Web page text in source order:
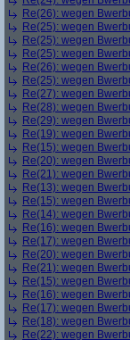
Re(26): wegen
Re(25): wegen
Re(25): wegen
Re(25): wegen
Re(26): wegen
Re(25): wegen
Re(27): wegen
Re(28): wegen
Re(29): wegen
Re(19): wegen
Re(15): wegen
Re(20): wegen
Re(21): wegen
Re(13): wegen
Re(15): wegen
Re(14): wegen
Re(16): wegen
Re(17): wegen
Re(20): wegen
Re(21): wegen
Re(15): wegen
Re(16): wegen
Re(17): wegen
Re(18): wegen
Re(22): wegen